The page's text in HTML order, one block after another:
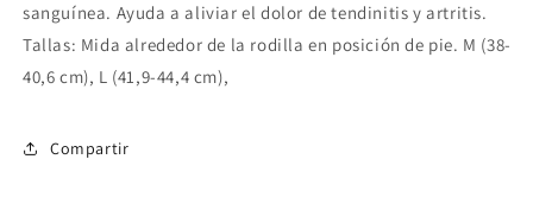
sanguínea. Ayuda a aliviar el dolor de tendinitis y artritis.
Tallas: Mida alrededor de la rodilla en posición de pie. M (38-
40,6 cm), L (41,9-44,4 cm),
Compartir